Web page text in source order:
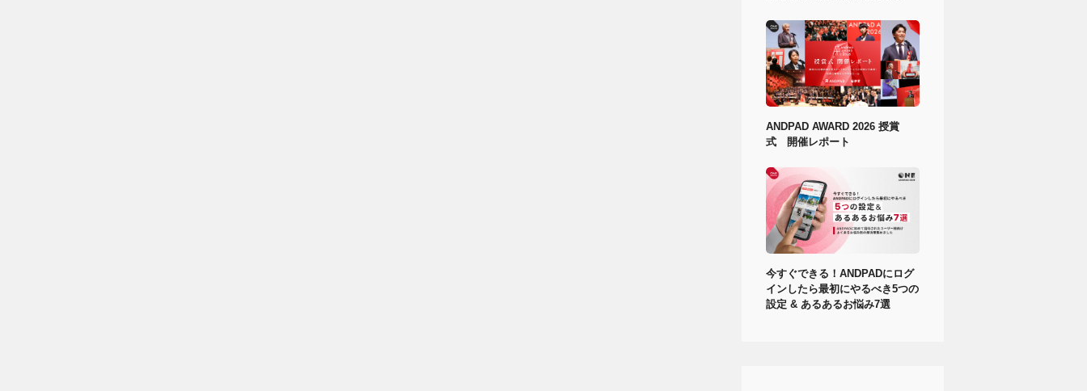
ANDPAD AWARD 2026 授賞
式 開催レポート
今すぐできる！ANDPADにログ
インしたら最初にやるべき5つの
設定 & あるあるお悩み7選